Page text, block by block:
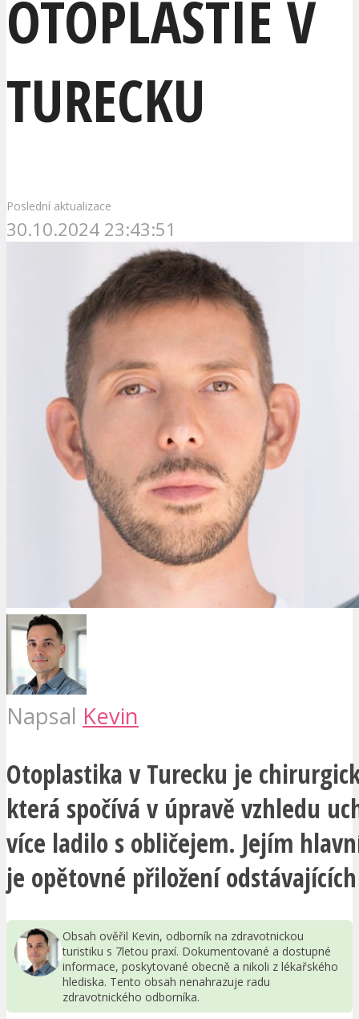
OTOPLASTIE V
TURECKU
Poslední aktualizace
30.10.2024 23:43:51
Napsal Kevin
Otoplastika v Turecku je
která spočívá v úpravě vzhledu
více ladilo s obličejem. Jejím
je opětovné přiložení
Obsah ověřil Kevin, odborník na zdravotnickou
turistiku s 7letou praxí. Dokumentované a dostupné
informace, poskytované obecně a nikoli z lékařského
hlediska. Tento obsah nenahrazuje radu
zdravotnického odborníka.